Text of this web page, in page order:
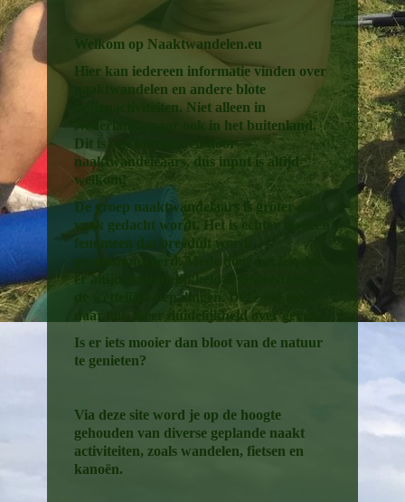
Welkom op Naaktwandelen.eu
Hier kan iedereen informatie vinden over
naaktwandelen en andere blote
buitenactiviteiten. Niet alleen in
Nederland, maar ook in het buitenland.
Dit is een site voor en door
naaktwandeleaars, dus input is altijd
welkom!
De groep naaktwandelaars is groter dan
vaak gedacht wordt. Het is echter niet een
fenomeen dat breeduit wordt
gecommuniceerd. Mede door het feit dat
er altijd onduidelijkheid is geweest over
de wettelijke bepalingen. Deze site moet
daar ook meer duidelijkheid over geven.
Is er iets mooier dan bloot van de natuur
te genieten?
Via deze site word je op de hoogte
gehouden van diverse geplande naakt
activiteiten, zoals wandelen, fietsen en
kanoën.